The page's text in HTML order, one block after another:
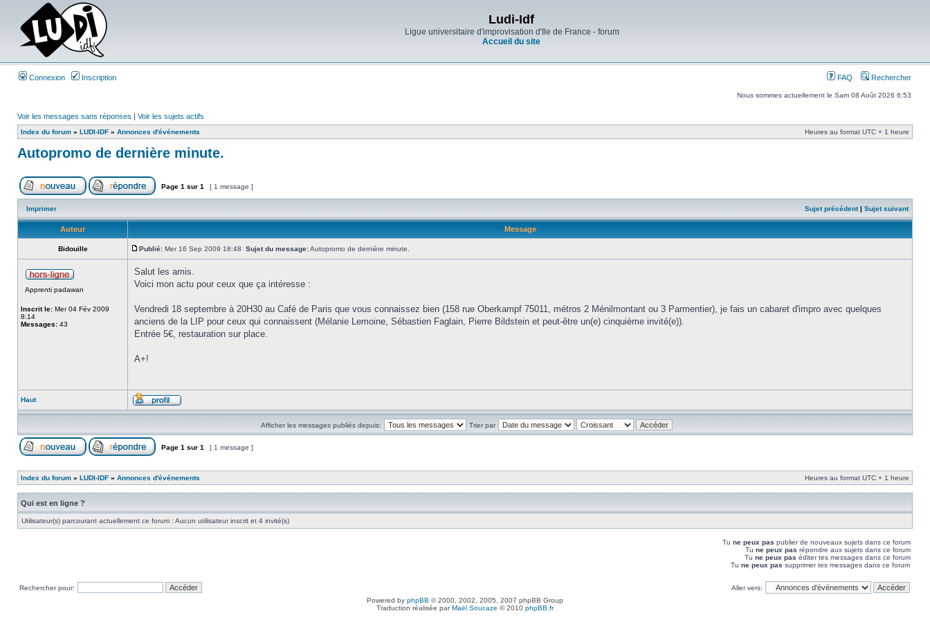
Ludi-Idf
Ligue universitaire d'improvisation d'Ile de France - forum
Accueil du site
Connexion Inscription FAQ Rechercher
Nous sommes actuellement le Sam 08 Août 2026 6:53
Voir les messages sans réponses | Voir les sujets actifs
Index du forum » LUDI-IDF » Annonces d'événements Heures au format UTC + 1 heure
Autopromo de dernière minute.
Page 1 sur 1 [ 1 message ]
Imprimer Sujet précédent| Sujet suivant
Auteur Message
Bidouille Publié: Mer 16 Sep 2009 18:48 Sujet du message:Autopromo de dernière minute.
Apprenti padawan
Inscrit le: Mer 04 Fév 2009
8:14
Messages: 43
Salut les amis.
Voici mon actu pour ceux que ça intéresse :
Vendredi 18 septembre à 20H30 au Café de Paris que vous connaissez bien (158 rue Oberkampf 75011, métros 2 Ménilmontant ou 3 Parmentier), je fais un cabaret d'impro avec quelques
anciens de la LIP pour ceux qui connaissent (Mélanie Lemoine, Sébastien Faglain, Pierre Bildstein et peut-être un(e) cinquième invité(e)).
Entrée 5€, restauration sur place.
A+!
Haut
Afficher les messages publiés depuis: Trier par
Page 1 sur 1 [ 1 message ]
Index du forum » LUDI-IDF » Annonces d'événements Heures au format UTC + 1 heure
Qui est en ligne ?
Utilisateur(s) parcourant actuellement ce forum : Aucun utilisateur inscrit et 4 invité(s)
Tu ne peux pas publier de nouveaux sujets dans ce forum
Tu ne peux pas répondre aux sujets dans ce forum
Tu ne peux pas éditer tes messages dans ce forum
Tu ne peux pas supprimer tes messages dans ce forum
Rechercher pour:
Aller vers:
Powered by phpBB © 2000, 2002, 2005, 2007 phpBB Group
Traduction réalisée parMaël Soucaze © 2010 phpBB.fr